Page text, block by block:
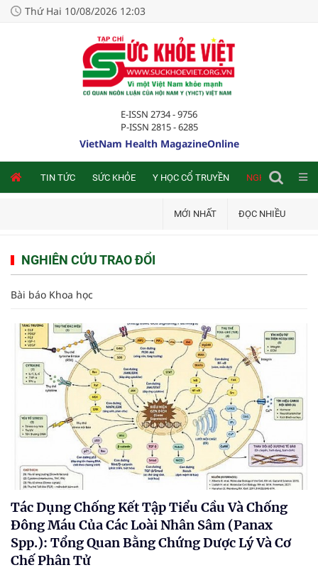
Thứ Hai 10/08/2026 12:03
E-ISSN 2734 - 9756
P-ISSN 2815 - 6285
VietNam Health MagazineOnline
TIN TỨC SỨC KHỎE Y HỌC CỔ TRUYỀN NGHIÊN CỨU
MỚI NHẤT ĐỌC NHIỀU
NGHIÊN CỨU TRAO ĐỔI
Bài báo Khoa học
Tác Dụng Chống Kết Tập Tiểu Cầu Và Chống
Đông Máu Của Các Loài Nhân Sâm (Panax
Spp.): Tổng Quan Bằng Chứng Dược Lý Và Cơ
Chế Phân Tử